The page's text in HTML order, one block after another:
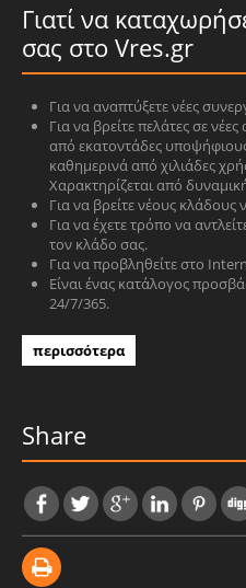
Γιατί να
σας στο Vres.gr
Για να αναπτύξετε νέες
Για να βρείτε πελάτες σε
από εκατοντάδες
καθημερινά από χιλιάδες
Χαρακτηρίζεται από
Για να βρείτε νέους κλάδους
Για να έχετε τρόπο να
τον κλάδο σας.
Για να προβληθείτε στο
Είναι ένας κατάλογος
24/7/365.
περισσότερα
Share